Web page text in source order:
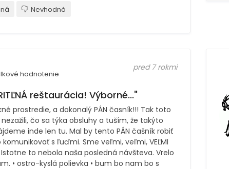
Nevhodná
hodnotenie
pred 7 rokmi
reštaurácia! Výborné..."
prostredie, a dokonalý PÁN časník!!! Tak toto
čo sa týka obsluhy a tuším, že takýto
inde len tu. Mal by tento PÁN čašník robiť
komunikovať s ľuďmi. Sme veľmi, veľmi, VEĽMI
to nebola naša posledná návšteva. Vrelo
• ostro-kyslá polievka • bum bo nam bo s